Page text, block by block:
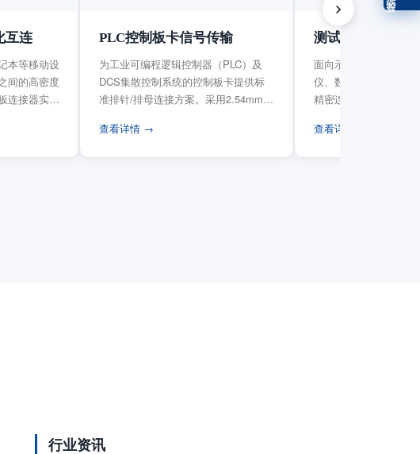
互连
本等移动设
间的高密度
连接器实现
PLC控制板卡信号传输
为工业可编程逻辑控制器（PLC）及
DCS集散控制系统的控制板卡提供标
准排针/排母连接方案。采用2.54mm标
查看详情 →
测试与测量设备
面向示波器、信号发
仪、数据采集卡等电
精密连接需求，提供
查看详情 →
行业资讯